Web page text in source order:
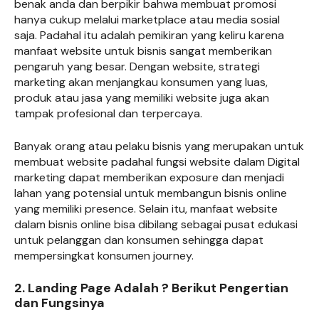
benak anda dan berpikir bahwa membuat promosi
hanya cukup melalui marketplace atau media sosial
saja. Padahal itu adalah pemikiran yang keliru karena
manfaat website untuk bisnis sangat memberikan
pengaruh yang besar. Dengan website, strategi
marketing akan menjangkau konsumen yang luas,
produk atau jasa yang memiliki website juga akan
tampak profesional dan terpercaya.
Banyak orang atau pelaku bisnis yang merupakan untuk
membuat website padahal fungsi website dalam Digital
marketing dapat memberikan exposure dan menjadi
lahan yang potensial untuk membangun bisnis online
yang memiliki presence. Selain itu, manfaat website
dalam bisnis online bisa dibilang sebagai pusat edukasi
untuk pelanggan dan konsumen sehingga dapat
mempersingkat konsumen journey.
2. Landing Page Adalah ? Berikut Pengertian
dan Fungsinya